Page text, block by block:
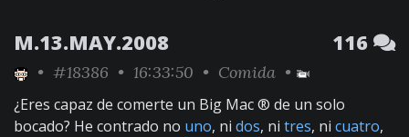
M.13.MAY.2008 116
• #18386 • 16:33:50 • Comida •
¿Eres capaz de comerte un Big Mac ® de un solo
bocado? He contrado no uno, ni dos, ni tres, ni cuatro,